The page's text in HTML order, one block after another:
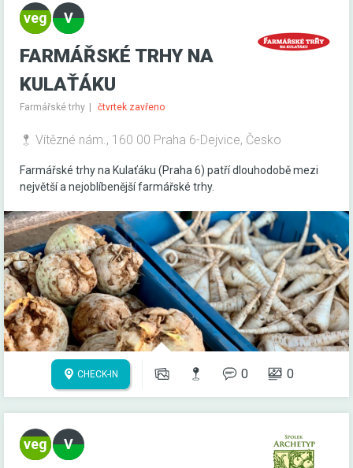
FARMÁŘSKÉ TRHY NA
KULAŤÁKU
Farmářské trhy čtvrtek zavřeno
Vítězné nám., 160 00 Praha 6-Dejvice, Česko
Farmářské trhy na Kulaťáku (Praha 6) patří dlouhodobě mezi
největší a nejoblíbenější farmářské trhy.
CHECK-IN 0 0